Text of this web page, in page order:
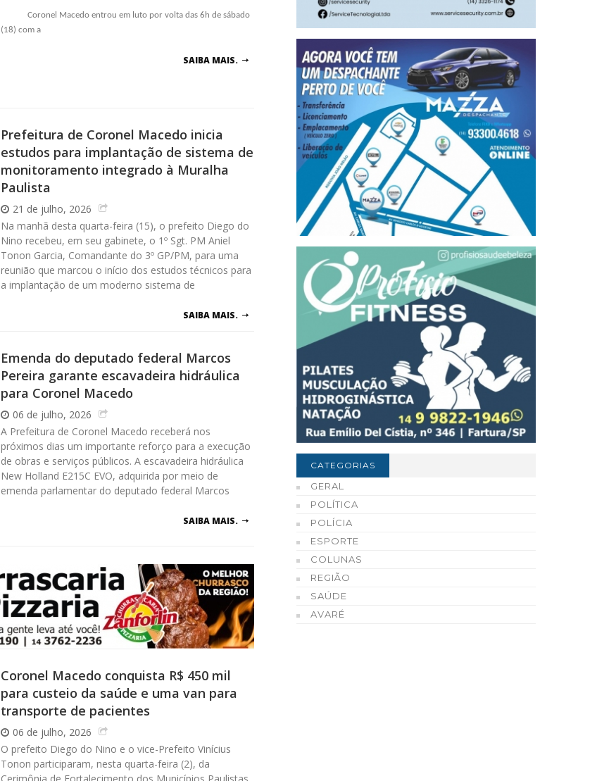
Coronel Macedo entrou em luto por volta das 6h de sábado
(18) com a
SAIBA MAIS.
Prefeitura de Coronel Macedo inicia
estudos para implantação de sistema de
monitoramento integrado à Muralha
Paulista
21 de julho, 2026
Na manhã desta quarta-feira (15), o prefeito Diego do
Nino recebeu, em seu gabinete, o 1º Sgt. PM Aniel
Tonon Garcia, Comandante do 3º GP/PM, para uma
reunião que marcou o início dos estudos técnicos para
a implantação de um moderno sistema de
SAIBA MAIS.
Emenda do deputado federal Marcos
Pereira garante escavadeira hidráulica
para Coronel Macedo
06 de julho, 2026
A Prefeitura de Coronel Macedo receberá nos
próximos dias um importante reforço para a execução
de obras e serviços públicos. A escavadeira hidráulica
New Holland E215C EVO, adquirida por meio de
emenda parlamentar do deputado federal Marcos
SAIBA MAIS.
Coronel Macedo conquista R$ 450 mil
para custeio da saúde e uma van para
transporte de pacientes
06 de julho, 2026
O prefeito Diego do Nino e o vice-Prefeito Vinícius
Tonon participaram, nesta quarta-feira (2), da
CATEGORIAS
GERAL
POLÍTICA
POLÍCIA
ESPORTE
COLUNAS
REGIÃO
SAÚDE
AVARÉ